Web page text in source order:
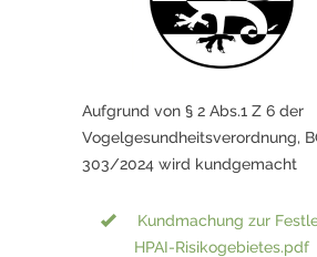
Aufgrund von § 2 Abs.1 Z 6 der
Vogelgesundheitsverordnung,
303/2024 wird kundgemacht
Kundmachung zur
HPAI-Risikogebietes.pdf